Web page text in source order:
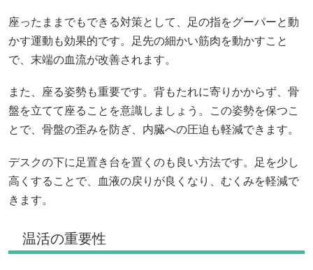
座ったままでもできる対策として、足の指をグーパーと動
かす運動も効果的です。足先の細かい筋肉を動かすこと
で、末端の血流が改善されます。
また、座る姿勢も重要です。背もたれに寄りかからず、骨
盤を立てて座ることを意識しましょう。この姿勢を保つこ
とで、骨盤の歪みを防ぎ、内臓への圧迫も軽減できます。
デスクの下に足置き台を置くのも良い方法です。足を少し
高くすることで、血液の戻りが良くなり、むくみを軽減で
きます。
温活の重要性